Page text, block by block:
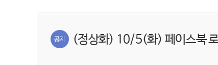
(정상화) 10/5(화) 페이스북 로